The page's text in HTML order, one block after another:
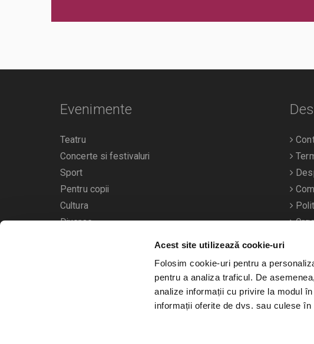
Acest site utilizează cookie-uri
Folosim cookie-uri pentru a
pentru a analiza traficul. De
analize informații cu privire la modul
informații oferite de dvs. sau culese
Evenimente
Teatru
Concerte si festivaluri
Sport
Pentru copii
Cultura
Diverse
Calendarul evenimentelor